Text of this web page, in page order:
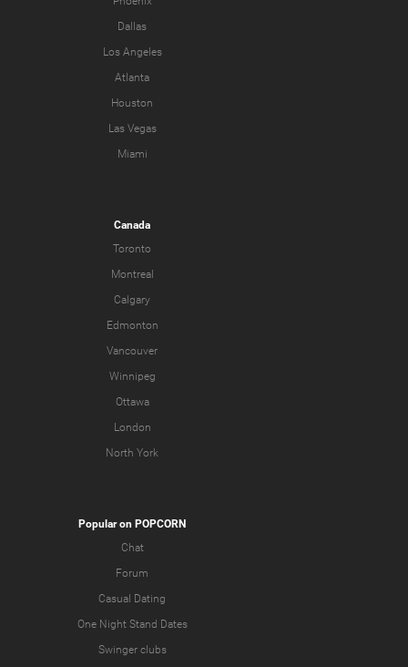
Dallas
Los Angeles
Atlanta
Houston
Las Vegas
Miami
Canada
Toronto
Montreal
Calgary
Edmonton
Vancouver
Winnipeg
Ottawa
London
North York
Popular on POPCORN
Chat
Forum
Casual Dating
One Night Stand Dates
Swinger clubs